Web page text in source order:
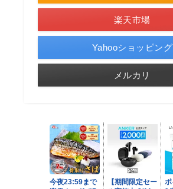
楽天市場
Yahooショッピング
メルカリ